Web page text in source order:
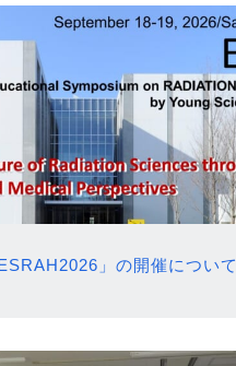
」の開催について